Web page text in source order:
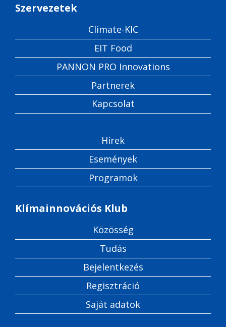
Szervezetek
Climate-KIC
EIT Food
PANNON PRO Innovations
Partnerek
Kapcsolat
Hírek
Események
Programok
Klímainnovációs Klub
Közösség
Tudás
Bejelentkezés
Regisztráció
Saját adatok